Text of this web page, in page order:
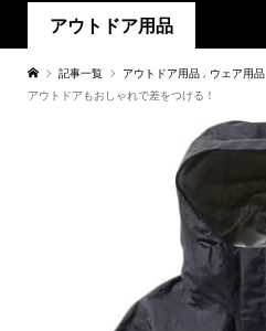
アウトドア用品
記事一覧 アウトドア用品 , ウェア用品
アウトドアもおしゃれで差をつける！